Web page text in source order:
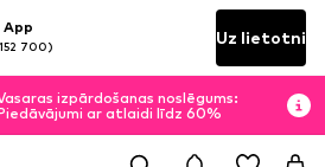
App
700) Uz lietotni
izpārdošanas noslēgums:
ar atlaidi līdz 60%